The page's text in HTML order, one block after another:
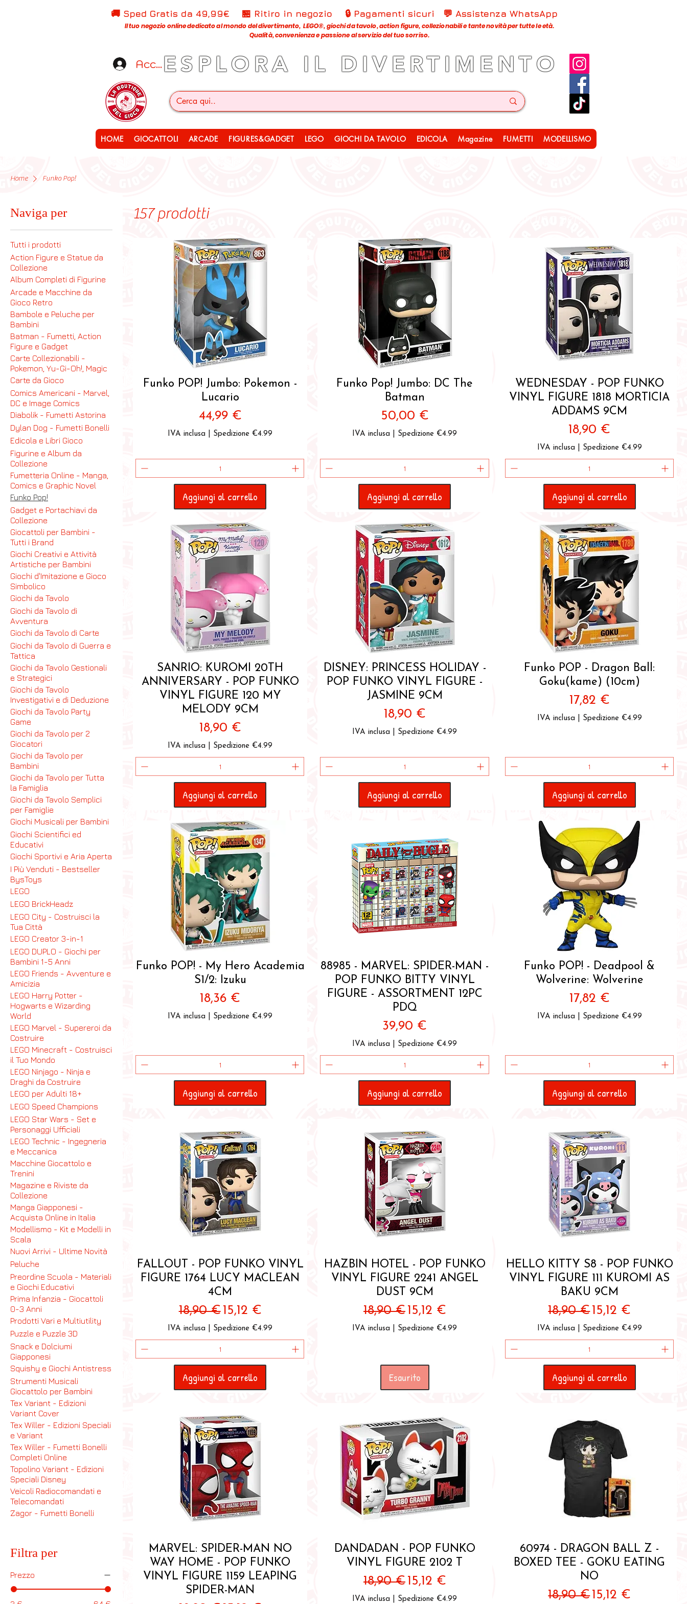
ESPLORA IL DIVERTIMENTO
Accedi
🚚 Sped Gratis da 49,99€ 🏪 Ritiro in negozio 🔒 Pagamenti sicuri 💬 Assistenza WhatsApp
Il tuo negozio online dedicato al mondo del divertimento, LEGO®, giochi da tavolo, action figure, collezionabili e tante novità per tutte le età.
Qualità, convenienza e passione al servizio del tuo sorriso.
HOME GIOCATTOLI ARCADE FIGURES&GADGET LEGO GIOCHI DA TAVOLO EDICOLA Magazine FUMETTI MODELLISMO
Home Funko Pop!
Naviga per
Tutti i prodotti
Action Figure e Statue da
Collezione
Album Completi di Figurine
Arcade e Macchine da
Gioco Retro
Bambole e Peluche per
Bambini
Batman - Fumetti, Action
Figure e Gadget
Carte Collezionabili -
Pokemon, Yu-Gi-Oh!, Magic
Carte da Gioco
Comics Americani - Marvel,
DC e Image Comics
Diabolik - Fumetti Astorina
Dylan Dog - Fumetti Bonelli
Edicola e Libri Gioco
Figurine e Album da
Collezione
Fumetteria Online - Manga,
Comics e Graphic Novel
Funko Pop!
Gadget e Portachiavi da
Collezione
Giocattoli per Bambini -
Tutti i Brand
Giochi Creativi e Attività
Artistiche per Bambini
Giochi d'Imitazione e Gioco
Simbolico
Giochi da Tavolo
Giochi da Tavolo di
Avventura
Giochi da Tavolo di Carte
Giochi da Tavolo di Guerra e
Tattica
Giochi da Tavolo Gestionali
e Strategici
Giochi da Tavolo
Investigativi e di Deduzione
Giochi da Tavolo Party
Game
Giochi da Tavolo per 2
Giocatori
Giochi da Tavolo per
Bambini
Giochi da Tavolo per Tutta
la Famiglia
Giochi da Tavolo Semplici
per Famiglie
Giochi Musicali per Bambini
Giochi Scientifici ed
Educativi
Giochi Sportivi e Aria Aperta
I Più Venduti - Bestseller
BysToys
LEGO
LEGO BrickHeadz
LEGO City - Costruisci la
Tua Città
LEGO Creator 3-in-1
LEGO DUPLO - Giochi per
Bambini 1-5 Anni
LEGO Friends - Avventure e
Amicizia
LEGO Harry Potter -
Hogwarts e Wizarding
World
LEGO Marvel - Supereroi da
Costruire
LEGO Minecraft - Costruisci
il Tuo Mondo
LEGO Ninjago - Ninja e
Draghi da Costruire
LEGO per Adulti 18+
LEGO Speed Champions
LEGO Star Wars - Set e
Personaggi Ufficiali
LEGO Technic - Ingegneria
e Meccanica
Macchine Giocattolo e
Trenini
Magazine e Riviste da
Collezione
Manga Giapponesi -
Acquista Online in Italia
Modellismo - Kit e Modelli in
Scala
Nuovi Arrivi - Ultime Novità
Peluche
Preordine Scuola - Materiali
e Giochi Educativi
Prima Infanzia - Giocattoli
0-3 Anni
Prodotti Vari e Multiutility
Puzzle e Puzzle 3D
Snack e Dolciumi
Giapponesi
Squishy e Giochi Antistress
Strumenti Musicali
Giocattolo per Bambini
Tex Variant - Edizioni
Variant Cover
Tex Willer - Edizioni Speciali
e Variant
Tex Willer - Fumetti Bonelli
Completi Online
Topolino Variant - Edizioni
Speciali Disney
Veicoli Radiocomandati e
Telecomandati
Zagor - Fumetti Bonelli
Filtra per
Prezzo
157 prodotti
Vista rapida
Funko POP! Jumbo: Pokemon -
Lucario
Prezzo
44,99 €
IVA inclusa Spedizione €4.99
Aggiungi al carrello
Vista rapida
Funko Pop! Jumbo: DC The
Batman
Prezzo
50,00 €
IVA inclusa Spedizione €4.99
Aggiungi al carrello
Vista rapida
WEDNESDAY - POP FUNKO
VINYL FIGURE 1818 MORTICIA
ADDAMS 9CM
Prezzo
18,90 €
IVA inclusa Spedizione €4.99
Aggiungi al carrello
Vista rapida
SANRIO: KUROMI 20TH
ANNIVERSARY - POP FUNKO
VINYL FIGURE 120 MY
MELODY 9CM
Prezzo
18,90 €
IVA inclusa Spedizione €4.99
Aggiungi al carrello
Vista rapida
DISNEY: PRINCESS HOLIDAY -
POP FUNKO VINYL FIGURE -
JASMINE 9CM
Prezzo
18,90 €
IVA inclusa Spedizione €4.99
Aggiungi al carrello
Vista rapida
Funko POP - Dragon Ball:
Goku(kame) (10cm)
Prezzo
17,82 €
IVA inclusa Spedizione €4.99
Aggiungi al carrello
Vista rapida
Funko POP! - My Hero Academia
S1/2: Izuku
Prezzo
18,36 €
IVA inclusa Spedizione €4.99
Aggiungi al carrello
Vista rapida
88985 - MARVEL: SPIDER-MAN -
POP FUNKO BITTY VINYL
FIGURE - ASSORTMENT 12PC
PDQ
Prezzo
39,90 €
IVA inclusa Spedizione €4.99
Aggiungi al carrello
Vista rapida
Funko POP! - Deadpool &
Wolverine: Wolverine
Prezzo
17,82 €
IVA inclusa Spedizione €4.99
Aggiungi al carrello
Vista rapida
FALLOUT - POP FUNKO VINYL
FIGURE 1764 LUCY MACLEAN
4CM
Prezzo regolare
18,90 € Prezzo scontato
15,12 €
IVA inclusa Spedizione €4.99
Aggiungi al carrello
Vista rapida
HAZBIN HOTEL - POP FUNKO
VINYL FIGURE 2241 ANGEL
DUST 9CM
Prezzo regolare
18,90 € Prezzo scontato
15,12 €
IVA inclusa Spedizione €4.99
Esaurito
Vista rapida
HELLO KITTY S8 - POP FUNKO
VINYL FIGURE 111 KUROMI AS
BAKU 9CM
Prezzo regolare
18,90 €Prezzo scontato
15,12 €
IVA inclusa Spedizione €4.99
Aggiungi al carrello
Vista rapida
MARVEL: SPIDER-MAN NO
WAY HOME - POP FUNKO
VINYL FIGURE 1159 LEAPING
SPIDER-MAN
Vista rapida
DANDADAN - POP FUNKO
VINYL FIGURE 2102 T
Prezzo regolare
18,90 € Prezzo scontato
15,12 €
IVA inclusa Spedizione €4.99
Vista rapida
60974 - DRAGON BALL Z -
BOXED TEE - GOKU EATING
NO
Prezzo regolare
18,90 €Prezzo scontato
15,12 €